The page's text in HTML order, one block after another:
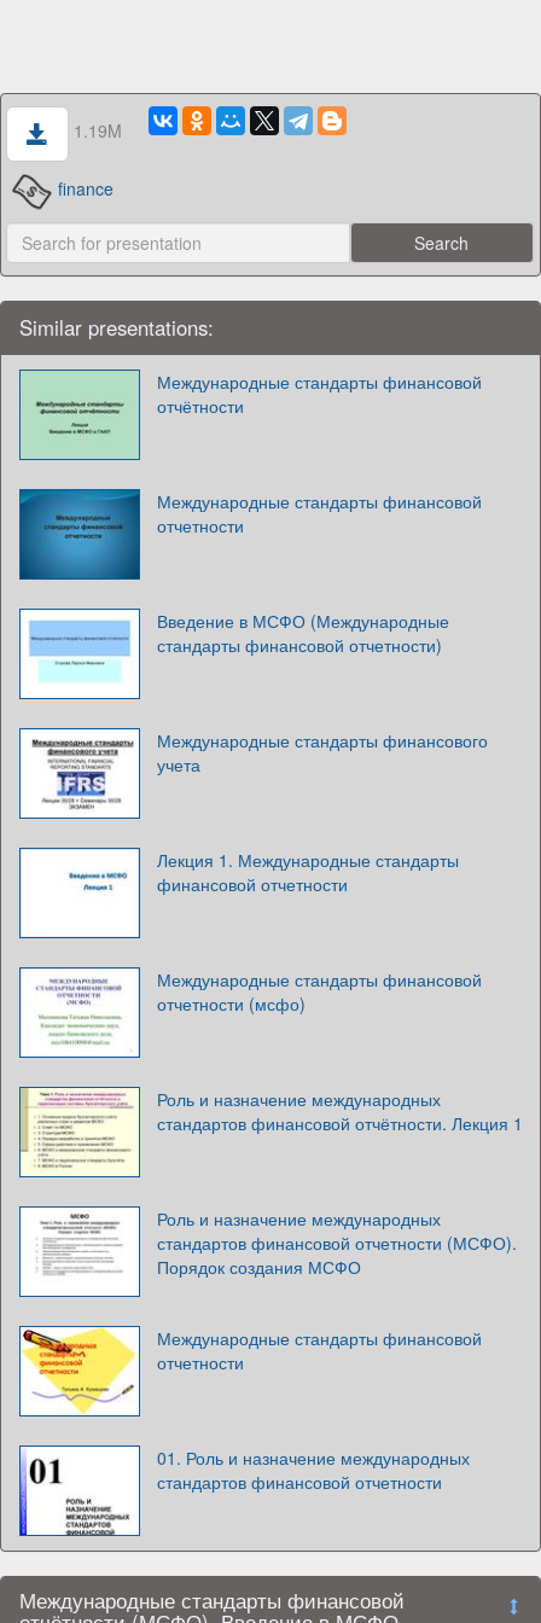
1.19M
finance
Similar presentations:
Международные стандарты финансовой
отчётности
Международные стандарты финансовой
отчетности
Введение в МСФО (Международные
стандарты финансовой отчетности)
Международные стандарты финансового
учета
Лекция 1. Международные стандарты
финансовой отчетности
Международные стандарты финансовой
отчетности (мсфо)
Роль и назначение международных
стандартов финансовой отчётности. Лекция 1
Роль и назначение международных
стандартов финансовой отчетности (МСФО).
Порядок создания МСФО
Международные стандарты финансовой
отчетности
01. Роль и назначение международных
стандартов финансовой отчетности
Международные стандарты финансовой